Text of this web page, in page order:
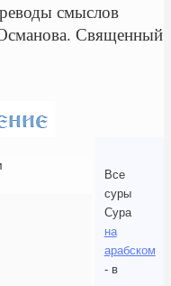
смыслов
Священный
Все
суры
Сура
на
арабском
- в